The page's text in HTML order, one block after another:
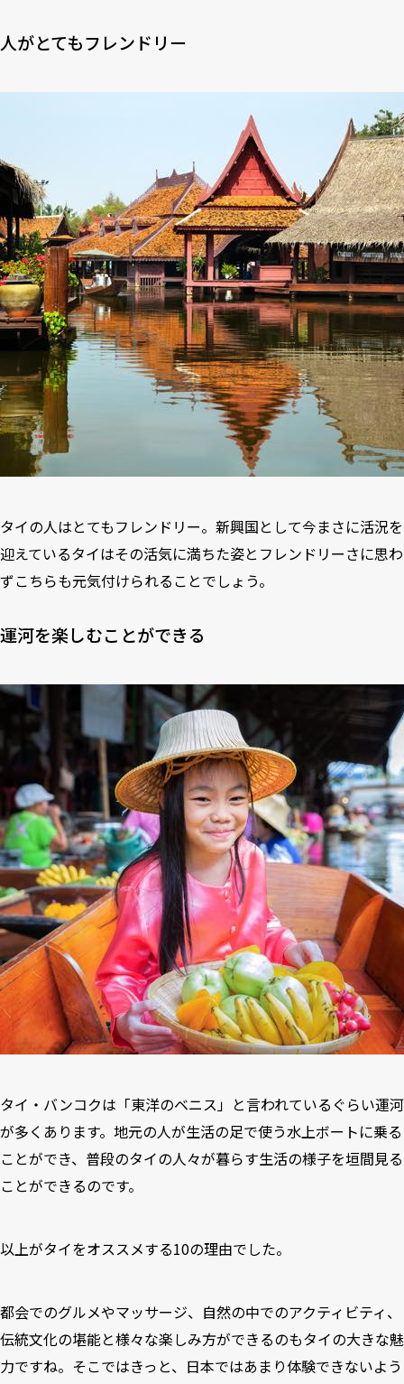
人がとてもフレンドリー
タイの人はとてもフレンドリー。新興国として今まさに活況を
迎えているタイはその活気に満ちた姿とフレンドリーさに思わ
ずこちらも元気付けられることでしょう。
運河を楽しむことができる
タイ・バンコクは「東洋のベニス」と言われているぐらい運河
が多くあります。地元の人が生活の足で使う水上ボートに乗る
ことができ、普段のタイの人々が暮らす生活の様子を垣間見る
ことができるのです。
以上がタイをオススメする10の理由でした。
都会でのグルメやマッサージ、自然の中でのアクティビティ、
伝統文化の堪能と様々な楽しみ方ができるのもタイの大きな魅
力ですね。そこではきっと、日本ではあまり体験できないよう